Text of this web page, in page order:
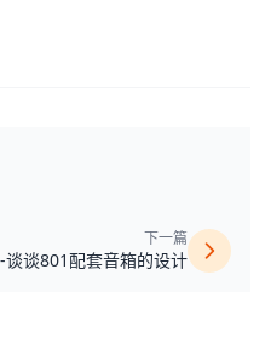
下一篇
谈谈801配套音箱的设计